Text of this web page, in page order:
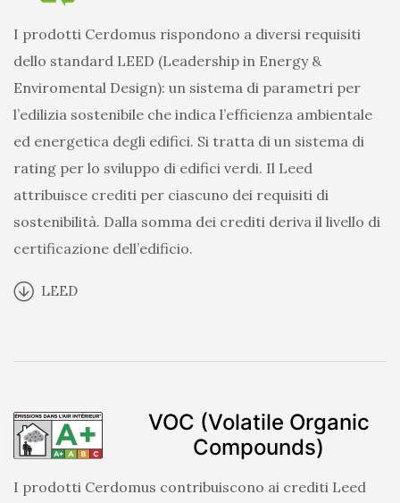
I prodotti Cerdomus rispondono a diversi requisiti
dello standard LEED (Leadership in Energy &
Enviromental Design): un sistema di parametri per
l’edilizia sostenibile che indica l’efficienza ambientale
ed energetica degli edifici. Si tratta di un sistema di
rating per lo sviluppo di edifici verdi. Il Leed
attribuisce crediti per ciascuno dei requisiti di
sostenibilità. Dalla somma dei crediti deriva il livello di
certificazione dell’edificio.
LEED
VOC (Volatile Organic
Compounds)
I prodotti Cerdomus contribuiscono ai crediti Leed